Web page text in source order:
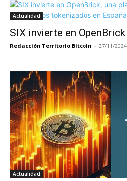
Actualidad
SIX invierte en OpenBrick
Redacción Territorio Bitcoin - 27/11/2024
Actualidad